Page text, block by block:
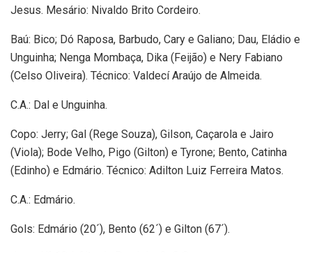
Jesus. Mesário: Nivaldo Brito Cordeiro.
Baú: Bico; Dó Raposa, Barbudo, Cary e Galiano; Dau, Eládio e
Unguinha; Nenga Mombaça, Dika (Feijão) e Nery Fabiano
(Celso Oliveira). Técnico: Valdecí Araújo de Almeida.
C.A.: Dal e Unguinha.
Copo: Jerry; Gal (Rege Souza), Gilson, Caçarola e Jairo
(Viola); Bode Velho, Pigo (Gilton) e Tyrone; Bento, Catinha
(Edinho) e Edmário. Técnico: Adilton Luiz Ferreira Matos.
C.A.: Edmário.
Gols: Edmário (20´), Bento (62´) e Gilton (67´).